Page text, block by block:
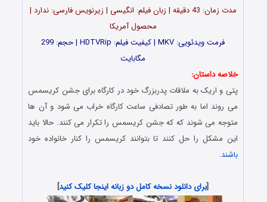
مدت زمان: 43 دقیقه | زبان فیلم: انگیسی | زیرنویس فارسی: ندارد |
محصول آمریکا
فرمت ویدئویی: MKV | کیفیت فیلم: HDTVRip | حجم: 299
مگابایت
خلاصه داستان:
پتی و اریک به ملاقات پدربزرگ خود در کارگاه برای جشن کریسمس
می روند اما به طور تصادفی ساعت کارگاه خراب می شود و آن ها
متوجه می شوند که که جشن کریسمس را تکرار می کنند. حالا باید
این مشکل را حل کنند تا بتوانند کریسمس را کنار خانواده خود
باشند.
[برای دانلود نسخه کامل دو زبانه اینجا کلیک کنید]